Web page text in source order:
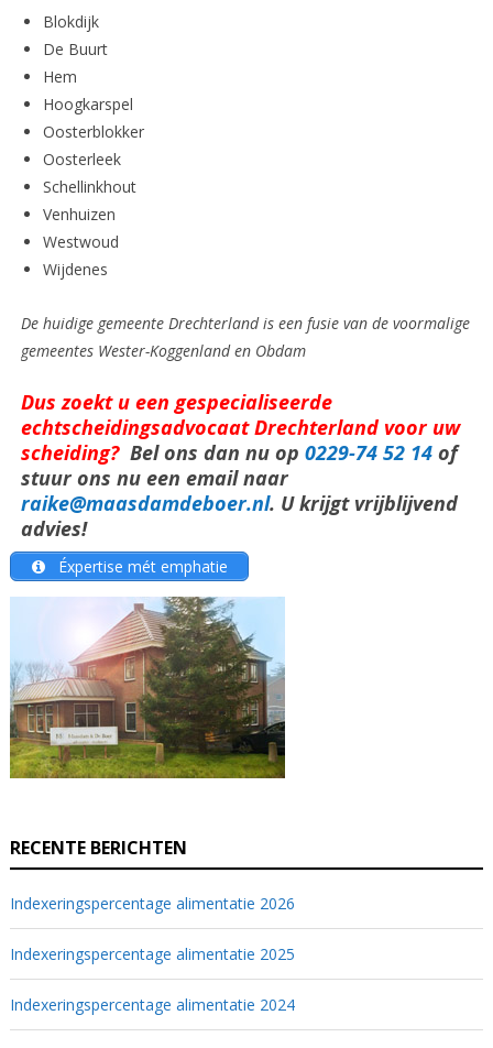
Blokdijk
De Buurt
Hem
Hoogkarspel
Oosterblokker
Oosterleek
Schellinkhout
Venhuizen
Westwoud
Wijdenes
De huidige gemeente Drechterland is een fusie van de voormalige
gemeentes Wester-Koggenland en Obdam
Dus zoekt u een gespecialiseerde
echtscheidingsadvocaat Drechterland voor uw
scheiding?Bel ons dan nu op 0229-74 52 14of
stuur ons nu een email naar
raike@maasdamdeboer.nl. U krijgt vrijblijvend
advies!
Éxpertise mét emphatie
RECENTE BERICHTEN
Indexeringspercentage alimentatie 2026
Indexeringspercentage alimentatie 2025
Indexeringspercentage alimentatie 2024